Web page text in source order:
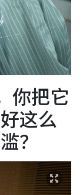
你把它
这么
？